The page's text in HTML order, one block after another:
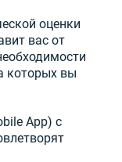
оценки
вас от
которых вы
App) с